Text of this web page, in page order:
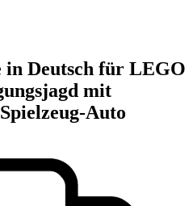
Deutsch für LEGO
mit
Auto